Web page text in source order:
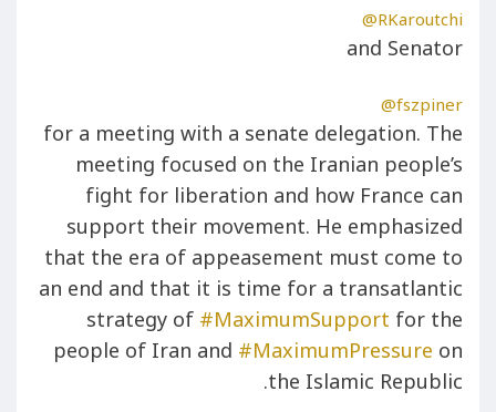
@RKaroutchi
and Senator
@fszpiner
for a meeting with a senate delegation. The
meeting focused on the Iranian people’s
fight for liberation and how France can
support their movement. He emphasized
that the era of appeasement must come to
an end and that it is time for a transatlantic
strategy of#MaximumSupportfor the
people of Iran and#MaximumPressureon
the Islamic Republic.